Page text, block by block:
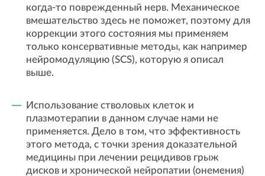
когда-то поврежденный нерв. Механическое
вмешательство здесь не поможет, поэтому для
коррекции этого состояния мы применяем
только консервативные методы, как например
нейромодуляцию (SCS), которую я описал
выше.
Использование стволовых клеток и
плазмотерапии в данном случае нами не
применяется. Дело в том, что эффективность
этого метода, с точки зрения доказательной
медицины при лечении рецидивов грыж
дисков и хронической нейропатии (онемения)